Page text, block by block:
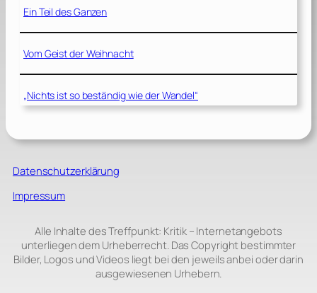
Ein Teil des Ganzen
Vom Geist der Weihnacht
„Nichts ist so beständig wie der Wandel“
Datenschutzerklärung
Impressum
Alle Inhalte des Treffpunkt: Kritik – Internetangebots
unterliegen dem Urheberrecht. Das Copyright bestimmter
Bilder, Logos und Videos liegt bei den jeweils anbei oder darin
ausgewiesenen Urhebern.